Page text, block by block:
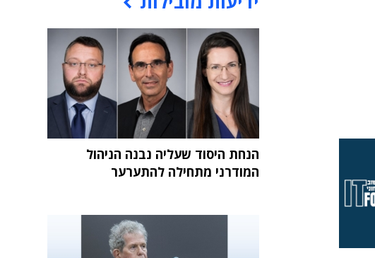
הנחת היסוד שעליה נבנה הניהול
המודרני מתחילה להתערער